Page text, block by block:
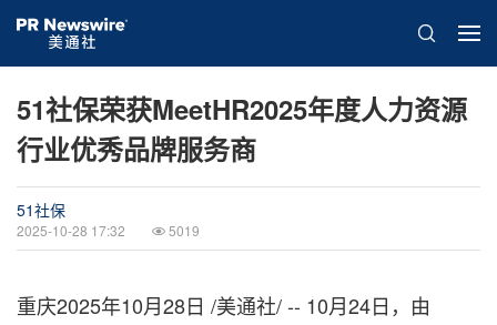
51社保荣获MeetHR2025年度人力资源
行业优秀品牌服务商
51社保
2025-10-28 17:32 5019
重庆2025年10月28日 /美通社/ -- 10月24日，由